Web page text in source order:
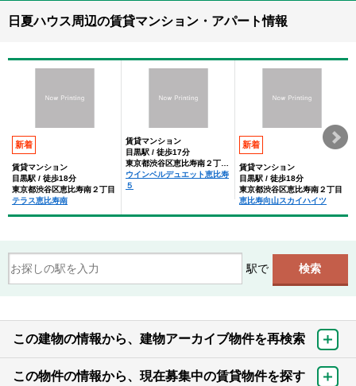
日夏ハウス周辺の賃貸マンション・アパート情報
新着
賃貸マンション
目黒駅 / 徒歩18分
東京都渋谷区恵比寿南２丁目
テラス恵比寿南
賃貸マンション
目黒駅 / 徒歩17分
ウインベルデュエット恵比寿
５
新着
賃貸マンション
目黒駅 / 徒歩18分
東京都渋谷区恵比寿南２丁目
恵比寿向山スカイハイツ
駅で
この建物の情報から、建物アーカイブ物件を再検索
この物件の情報から、現在募集中の賃貸物件を探す